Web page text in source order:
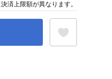
済上限額が異なります。